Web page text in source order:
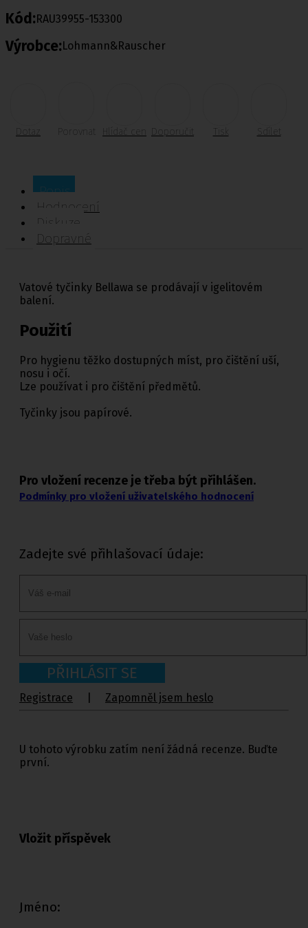
Kód:RAU39955-153300
Výrobce:Lohmann&Rauscher
Dotaz Porovnat Doporučit Tisk Sdílet
Popis
Hodnocení
Diskuze
Dopravné
Vatové tyčinky Bellawa se prodávají v igelitovém
balení.
Použití
Pro hygienu těžko dostupných míst, pro čištění uší,
nosu i očí.
Lze používat i pro čištění předmětů.
Tyčinky jsou papírové.
Pro vložení recenze je třeba být přihlášen.
Podmínky pro vložení uživatelského hodnocení
Zadejte své přihlašovací údaje:
PŘIHLÁSIT SE
Registrace Zapomněl jsem heslo
U tohoto výrobku zatím není žádná recenze. Buďte
první.
Vložit příspěvek
Jméno: